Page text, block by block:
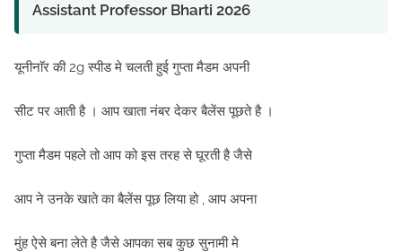
Assistant Professor Bharti 2026
यूनीनाॅर की 2g स्पीड मे चलती हुई गुप्ता मैडम अपनी
सीट पर आती है । आप खाता नंबर देकर बैलेंस पूछते है ।
गुप्ता मैडम पहले तो आप को इस तरह से घूरती है जैसे
आप ने उनके खाते का बैलेंस पूछ लिया हो , आप अपना
मुंह ऐसे बना लेते है जैसे आपका सब कुछ सुनामी मे